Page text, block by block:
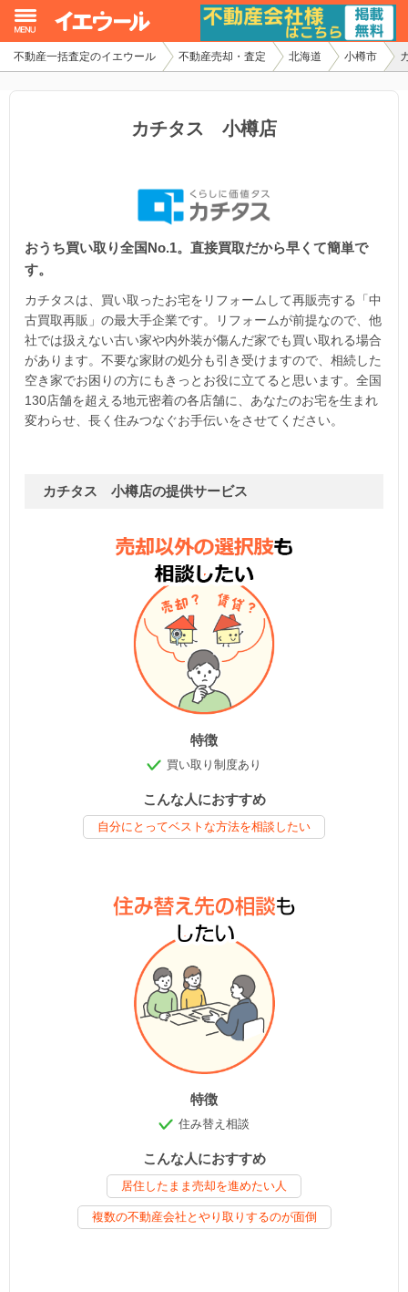
不動産一括査定のイエウール 不動産売却・査定 北海道 小樽市
カチタス 小樽店
おうち買い取り全国No.1。直接買取だから早くて簡単で
す。
カチタスは、買い取ったお宅をリフォームして再販売する「中
古買取再販」の最大手企業です。リフォームが前提なので、他
社では扱えない古い家や内外装が傷んだ家でも買い取れる場合
があります。不要な家財の処分も引き受けますので、相続した
空き家でお困りの方にもきっとお役に立てると思います。全国
130店舗を超える地元密着の各店舗に、あなたのお宅を生まれ
変わらせ、長く住みつなぐお手伝いをさせてください。
カチタス 小樽店の提供サービス
特徴
買い取り制度あり
こんな人におすすめ
自分にとってベストな方法を相談したい
特徴
住み替え相談
こんな人におすすめ
居住したまま売却を進めたい人
複数の不動産会社とやり取りするのが面倒
イエウール加盟希望の不動産会社様
不動産の売却・一括査定
家査定シミュレーター
お問い合わせ